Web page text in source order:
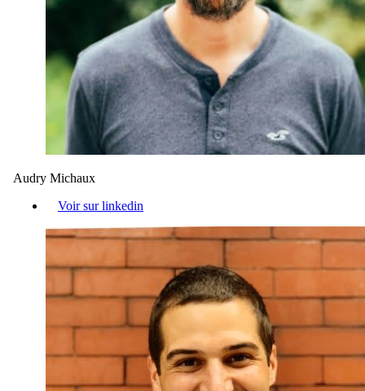
Audry Michaux
Voir sur linkedin